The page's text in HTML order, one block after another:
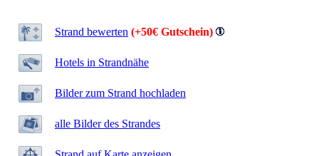
Strand bewerten (+50€ Gutschein)
Hotels in Strandnähe
Bilder zum Strand hochladen
alle Bilder des Strandes